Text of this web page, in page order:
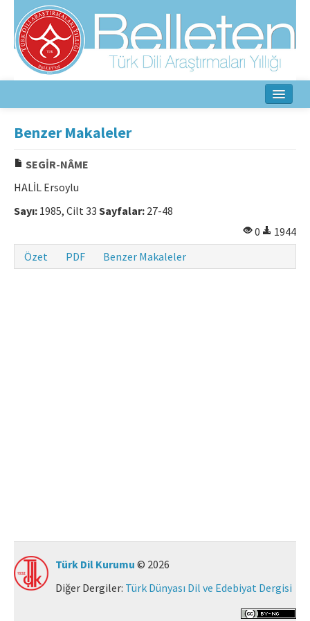
Amaç ve Kapsam
Yayın Kurulu
Yazarlar İçin
Etik İlkeler
Benzer Makaleler
SEGİR-NÂME
HALİL Ersoylu
Sayı: 1985, Cilt 33 Sayfalar: 27-48
0
1944
Özet
PDF Benzer Makaleler
Türk Dil Kurumu © 2026
Diğer Dergiler: Türk Dünyası Dil ve Edebiyat Dergisi